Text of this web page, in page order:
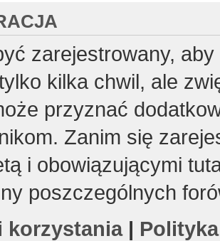
zarejestrowany,
kilka chwil, ale
przyznać
Zanim się
i obowiązującymi
poszczególnych
korzystania|